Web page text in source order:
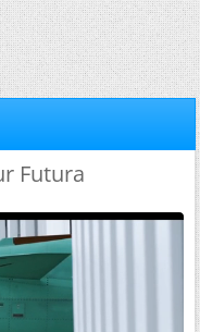
Futura